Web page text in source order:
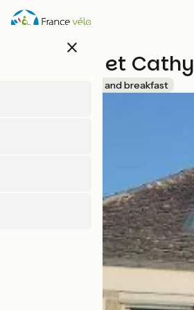
Direkt
zum
close
Chez Eric et Cathy
Bed and breakfast